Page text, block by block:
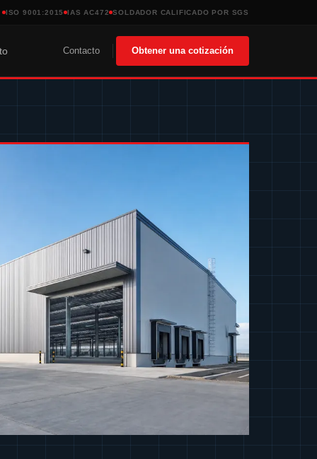
ISO 9001:2015 IAS AC472 SOLDADOR CALIFICADO POR SGS
Contacto Obtener una cotización